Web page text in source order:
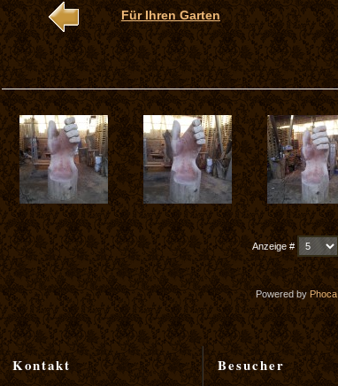
Für Ihren Garten
Anzeige #
Powered by Phoca
Kontakt Besucher